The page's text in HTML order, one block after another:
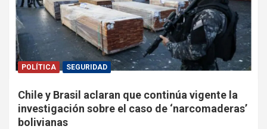
POLÍTICA SEGURIDAD
Chile y Brasil aclaran que continúa vigente la
investigación sobre el caso de ‘narcomaderas’
bolivianas